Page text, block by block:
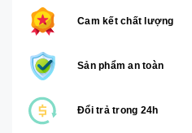
Cam kết chất lượng
Sản phẩm an toàn
Đổi trả trong 24h